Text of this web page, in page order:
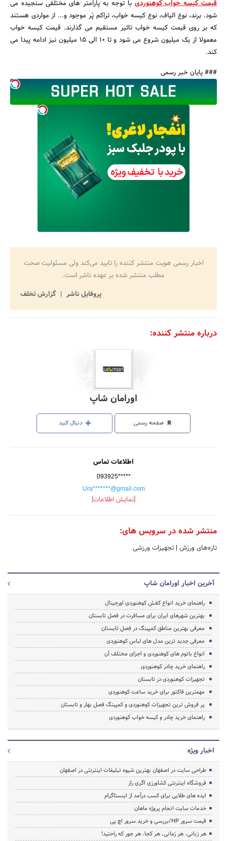
قیمت کیسه خواب کوهنوردی با توجه به پارامتر های مختلفی سنجیده می‌
شود. برند، نوع الیاف، نوع کیسه خواب، تراکم پَر موجود و... از مواردی هستند
که بر روی قیمت کیسه خواب تاثیر مستقیم می‌ گذارند. قیمت کیسه خواب
معمولا از یک میلیون شروع می‌ شود و تا 10 الی 15 میلیون نیز ادامه پیدا می‌
کند.
### پایان خبر رسمی
اخبار رسمی هویت منتشر کننده را تایید می‌کند ولی مسئولیت صحت
مطلب منتشر شده بر عهده ناشر است.
پروفایل ناشر
گزارش تخلف
درباره منتشر کننده:
اورامان شاپ
صفحه رسمی دنبال کنید
اطلاعات تماس
093925*****
Ura*******@gmail.com
[نمایش اطلاعات]
منتشر شده در سرویس های:
تازه‌های ورزش | تجهیزات ورزشی
آخرین اخبار اورامان شاپ
راهنمای خرید انواع کفش کوهنوردی اورجینال
بهترین شهرهای ایران برای مسافرت در فصل تابستان
معرفی بهترین مناطق کمپینگ در فصل تابستان
معرفی جدید ترین مدل های لباس کوهنوردی
انواع باتوم های کوهنوردی و اجزای مختلف آن
راهنمای خرید چادر کوهنوردی
تجهیزات کوهنوردی در تابستان
مهمترین فاکتور برای خرید ساعت کوهنوردی
پر فروش ترین تجهیزات کوهنوردی و کمپینگ فصل بهار و تابستان
راهنمای خرید چادر و کیسه خواب کوهنوردی
اخبار ویژه
طراحی سایت در اصفهان بهترین شیوه تبلیغات اینترنتی در اصفهان
فروشگاه اینترنتی کشاورزی اگری راز
ایده های طلایی برای کسب درآمد از اینستاگرام
خدمات سایت انجام پروژه ماهان
قیمت سرور HP/بررسی و خرید سرور اچ پی
هر زبانی، هر زمانی، هر کجا، هر جور که راحتید!